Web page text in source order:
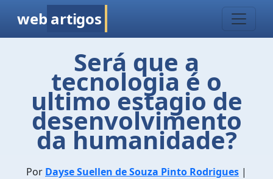
web artigos
Será que a
tecnologia é o
ultimo estagio de
desenvolvimento
da humanidade?
Por Dayse Suellen de Souza Pinto Rodrigues |